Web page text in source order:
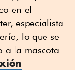
en el
especialista
lo que se
a la mascota